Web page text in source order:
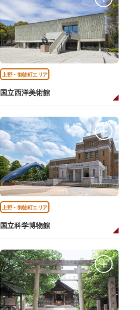
上野・御徒町エリア
国立西洋美術館
上野・御徒町エリア
国立科学博物館